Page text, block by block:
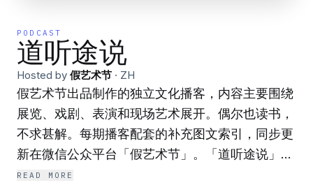
PODCAST
道听途说
Hosted by 假艺术节 · ZH
假艺术节出品制作的独立文化播客，内容主要围绕
展览、戏剧、表演和现场艺术展开。偶尔也读书，
不求甚解。每期播客配套的补充图文索引，同步更
新在微信公众平台「假艺术节」。「道听途说」是
Apple Podcasts 2019年度最佳播客之一。 播客官
READ MORE